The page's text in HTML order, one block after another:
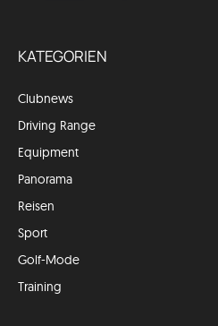
KATEGORIEN
Clubnews
Driving Range
Equipment
Panorama
Reisen
Sport
Golf-Mode
Training